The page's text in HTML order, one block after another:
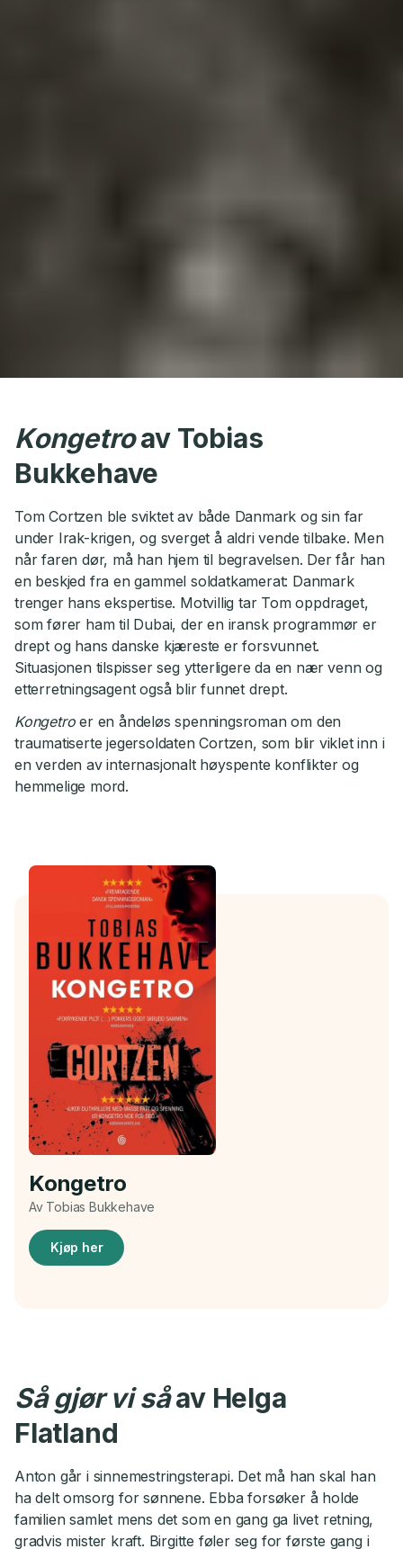
Kongetroav Tobias
Bukkehave
Tom Cortzen ble sviktet av både Danmark og sin far
under Irak-krigen, og sverget å aldri vende tilbake. Men
når faren dør, må han hjem til begravelsen. Der får han
en beskjed fra en gammel soldatkamerat: Danmark
trenger hans ekspertise. Motvillig tar Tom oppdraget,
som fører ham til Dubai, der en iransk programmør er
drept og hans danske kjæreste er forsvunnet.
Situasjonen tilspisser seg ytterligere da en nær venn og
etterretningsagent også blir funnet drept.
Kongetroer en åndeløs spenningsroman om den
traumatiserte jegersoldaten Cortzen, som blir viklet inn i
en verden av internasjonalt høyspente konflikter og
hemmelige mord.
Kongetro
Av Tobias Bukkehave
Kjøp her
Så gjør vi såav Helga
Flatland
Anton går i sinnemestringsterapi. Det må han skal han
ha delt omsorg for sønnene. Ebba forsøker å holde
familien samlet mens det som en gang ga livet retning,
gradvis mister kraft. Birgitte føler seg for første gang i